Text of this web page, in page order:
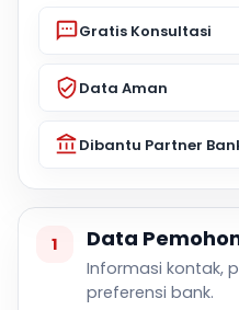
Gratis Konsultasi
Data Aman
Dibantu Partner
1 Data
Informasi kontak,
preferensi bank.